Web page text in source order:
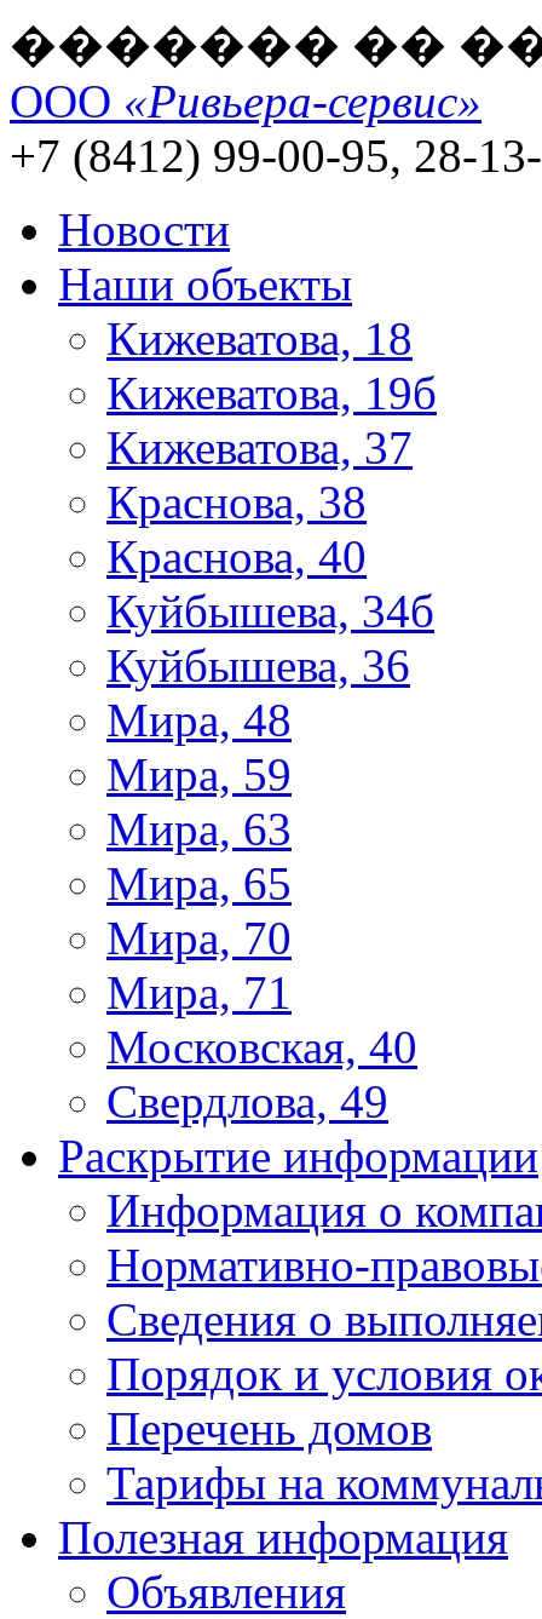
������� ��
ООО «Ривьера-сервис»
+7 (8412) 99-00-95, 28-
Новости
Наши объекты
Кижеватова, 18
Кижеватова, 19б
Кижеватова, 37
Краснова, 38
Краснова, 40
Куйбышева, 34б
Куйбышева, 36
Мира, 48
Мира, 59
Мира, 63
Мира, 65
Мира, 70
Мира, 71
Московская, 40
Свердлова, 49
Раскрытие информации
Информация о
Нормативно-
Сведения о
Порядок и условия
Перечень домов
Тарифы на
Полезная информация
Объявления